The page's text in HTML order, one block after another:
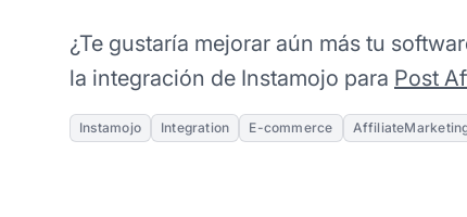
¿Te gustaría mejorar aún más tu
la integración de Instamojo para Post
Instamojo Integration E-commerce